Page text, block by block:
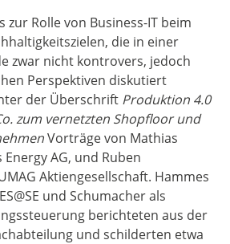
zur Rolle von Business-IT beim
die in einer
zwar nicht kontrovers, jedoch
Perspektiven diskutiert
der Überschrift Produktion 4.0
zum vernetzten Shopfloor und
Vorträge von Mathias
AG, und Ruben
Aktiengesellschaft. Hammes
und Schumacher als
berichteten aus der
und schilderten etwa